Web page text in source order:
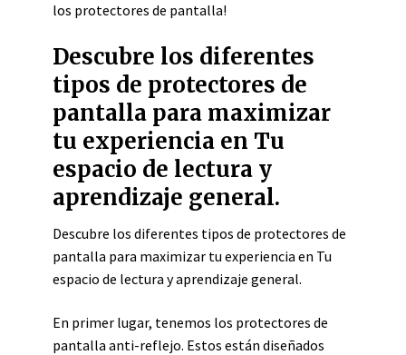
los protectores de pantalla!
Descubre los diferentes
tipos de protectores de
pantalla para maximizar
tu experiencia en Tu
espacio de lectura y
aprendizaje general.
Descubre los diferentes tipos de protectores de
pantalla para maximizar tu experiencia en Tu
espacio de lectura y aprendizaje general.
En primer lugar, tenemos los protectores de
pantalla anti-reflejo. Estos están diseñados